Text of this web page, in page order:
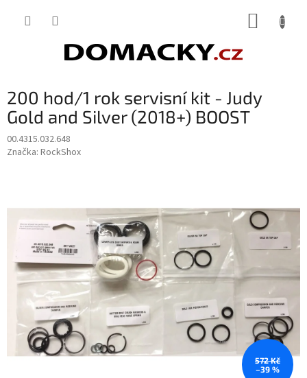
200 hod/1 rok servisní kit - Judy
Gold and Silver (2018+) BOOST
00.4315.032.648
Značka: RockShox
572 Kč
–39 %